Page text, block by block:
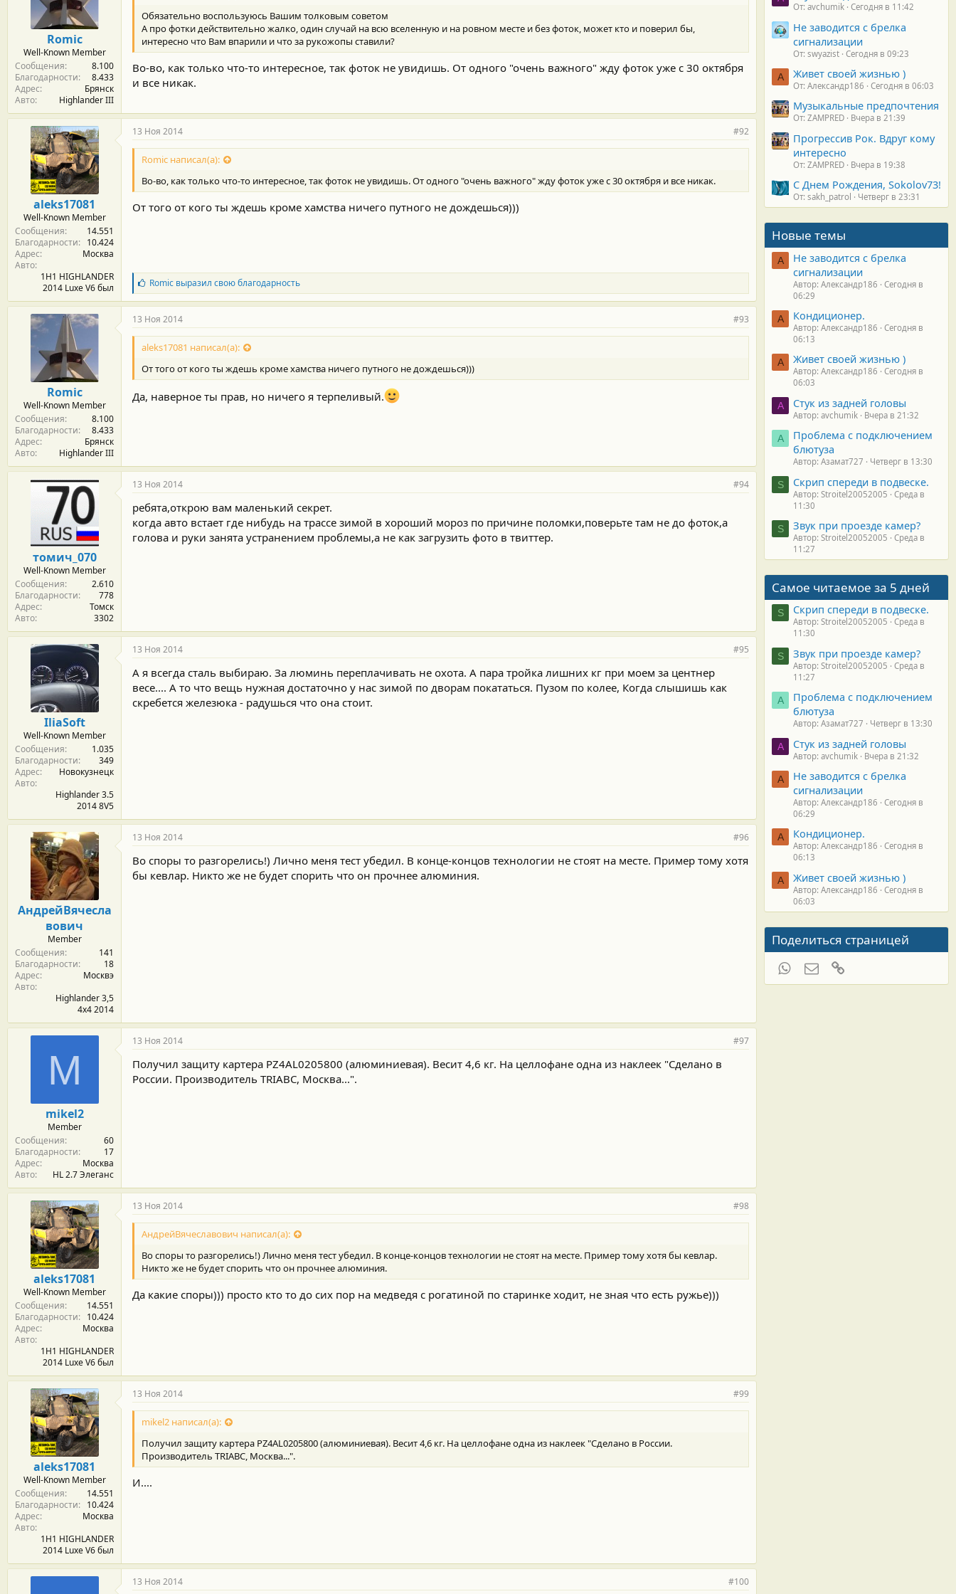
л
а
Romic
Well-Known Member
Сообщения
8.100
Благодарности
8.433
Адрес
Брянск
Авто
Highlander III
Обязательно воспользуюсь Вашим толковым советом
А про фотки действительно жалко, один случай на всю вселенную и на ровном месте и без фоток, может кто и поверил бы,
интересно что Вам впарили и что за рукожопы ставили?
Во-во, как только что-то интересное, так фоток не увидишь. От одного "очень важного" жду фоток уже с 30 октября
и все никак.
aleks17081
Well-Known Member
Сообщения
14.551
Благодарности
10.424
Адрес
Москва
Авто
1H1 HIGHLANDER
2014 Luxe V6 был
13 Ноя 2014 #92
Romic написал(а):
Во-во, как только что-то интересное, так фоток не увидишь. От одного "очень важного" жду фоток уже с 30 октября и все никак.
От того от кого ты ждешь кроме хамства ничего путного не дождешься)))
Б
л
а
г
о
д
а
н
с
Romicвыразил свою благодарность
Romic
Well-Known Member
Сообщения
8.100
Благодарности
8.433
Адрес
Брянск
Авто
Highlander III
13 Ноя 2014 #93
aleks17081 написал(а):
От того от кого ты ждешь кроме хамства ничего путного не дождешься)))
Да, наверное ты прав, но ничего я терпеливый.
томич_070
Well-Known Member
Сообщения
2.610
Благодарности
778
Адрес
Томск
Авто
3302
13 Ноя 2014 #94
ребята,открою вам маленький секрет.
когда авто встает где нибудь на трассе зимой в хороший мороз по причине поломки,поверьте там не до фоток,а
голова и руки занята устранением проблемы,а не как загрузить фото в твиттер.
IliaSoft
Well-Known Member
Сообщения
1.035
Благодарности
349
Адрес
Новокузнецк
Авто
Highlander 3.5
2014 8V5
13 Ноя 2014 #95
А я всегда сталь выбираю. За люминь переплачивать не охота. А пара тройка лишних кг при моем за центнер
весе.... А то что вещь нужная достаточно у нас зимой по дворам покататься. Пузом по колее, Когда слышишь как
скребется железюка - радушься что она стоит.
АндрейВячесла
вович
Member
Сообщения
141
Благодарности
18
Адрес
Москвэ
Авто
Highlander 3,5
4x4 2014
13 Ноя 2014 #96
Во споры то разгорелись!) Лично меня тест убедил. В конце-концов технологии не стоят на месте. Пример тому хотя
бы кевлар. Никто же не будет спорить что он прочнее алюминия.
M
mikel2
Member
Сообщения
60
Благодарности
17
Адрес
Москва
Авто
HL 2.7 Элеганс
13 Ноя 2014 #97
Получил защиту картера PZ4AL0205800 (алюминиевая). Весит 4,6 кг. На целлофане одна из наклеек "Сделано в
России. Производитель TRIABC, Москва...".
aleks17081
Well-Known Member
Сообщения
14.551
Благодарности
10.424
Адрес
Москва
Авто
1H1 HIGHLANDER
2014 Luxe V6 был
13 Ноя 2014 #98
АндрейВячеславович написал(а):
Во споры то разгорелись!) Лично меня тест убедил. В конце-концов технологии не стоят на месте. Пример тому хотя бы кевлар.
Никто же не будет спорить что он прочнее алюминия.
Да какие споры))) просто кто то до сих пор на медведя с рогатиной по старинке ходит, не зная что есть ружье)))
aleks17081
Well-Known Member
Сообщения
14.551
Благодарности
10.424
Адрес
Москва
Авто
1H1 HIGHLANDER
2014 Luxe V6 был
13 Ноя 2014 #99
mikel2 написал(а):
Получил защиту картера PZ4AL0205800 (алюминиевая). Весит 4,6 кг. На целлофане одна из наклеек "Сделано в России.
Производитель TRIABC, Москва...".
И....
13 Ноя 2014 #100
От: avchumik Сегодня в 11:42
Не заводится с брелка
сигнализации
От: swyazist Сегодня в 09:23
А Живет своей жизнью )
От: Александр186 Сегодня в 06:03
Музыкальные предпочтения
От: ZAMPRED Вчера в 21:39
Прогрессив Рок. Вдруг кому
интересно
От: ZAMPRED Вчера в 19:38
С Днем Рождения, Sokolov73!
От: sakh_patrol Четверг в 23:31
Новые темы
А
Не заводится с брелка
сигнализации
Автор: Александр186
Сегодня в
06:29
А Кондиционер.
Автор: Александр186
Сегодня в
06:13
А Живет своей жизнью )
Автор: Александр186
Сегодня в
06:03
A Стук из задней головы
Автор: avchumik Вчера в 21:32
А
Проблема с подключением
блютуза
Автор: Азамат727 Четверг в 13:30
S Скрип спереди в подвеске.
Автор: Stroitel20052005
Среда в
11:30
S Звук при проезде камер?
Автор: Stroitel20052005
Среда в
11:27
Самое читаемое за 5 дней
S Скрип спереди в подвеске.
Автор: Stroitel20052005
Среда в
11:30
S Звук при проезде камер?
Автор: Stroitel20052005
Среда в
11:27
А
Проблема с подключением
блютуза
Автор: Азамат727 Четверг в 13:30
A Стук из задней головы
Автор: avchumik Вчера в 21:32
А
Не заводится с брелка
сигнализации
Автор: Александр186
Сегодня в
06:29
А Кондиционер.
Автор: Александр186
Сегодня в
06:13
А Живет своей жизнью )
Автор: Александр186
Сегодня в
06:03
Поделиться страницей
WhatsAppЭлектронная почта